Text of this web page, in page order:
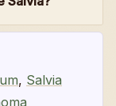
, Salvia